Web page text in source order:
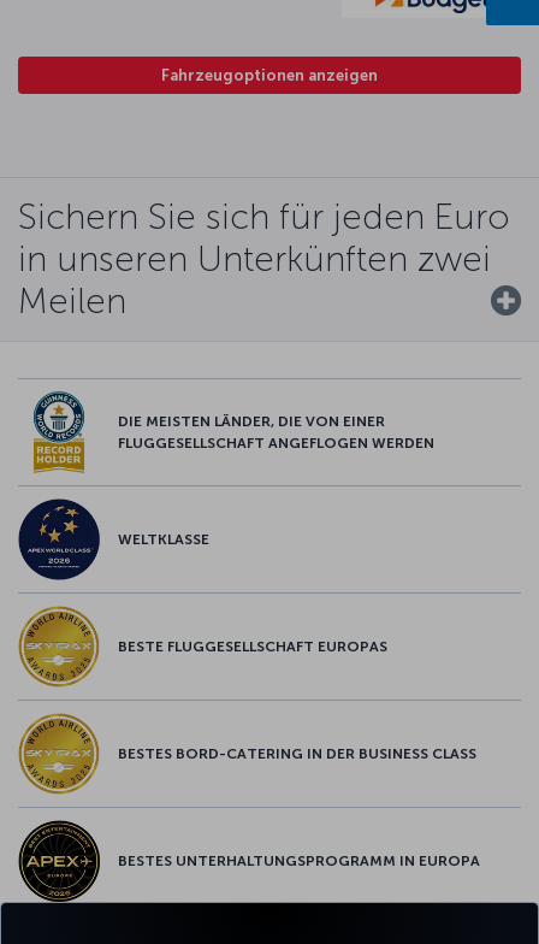
Fahrzeugoptionen anzeigen
Sichern Sie sich für jeden Euro
in unseren Unterkünften zwei
Meilen
DIE MEISTEN LÄNDER, DIE VON EINER
FLUGGESELLSCHAFT ANGEFLOGEN WERDEN
WELTKLASSE
BESTE FLUGGESELLSCHAFT EUROPAS
BESTES BORD-CATERING IN DER BUSINESS CLASS
BESTES UNTERHALTUNGSPROGRAMM IN EUROPA